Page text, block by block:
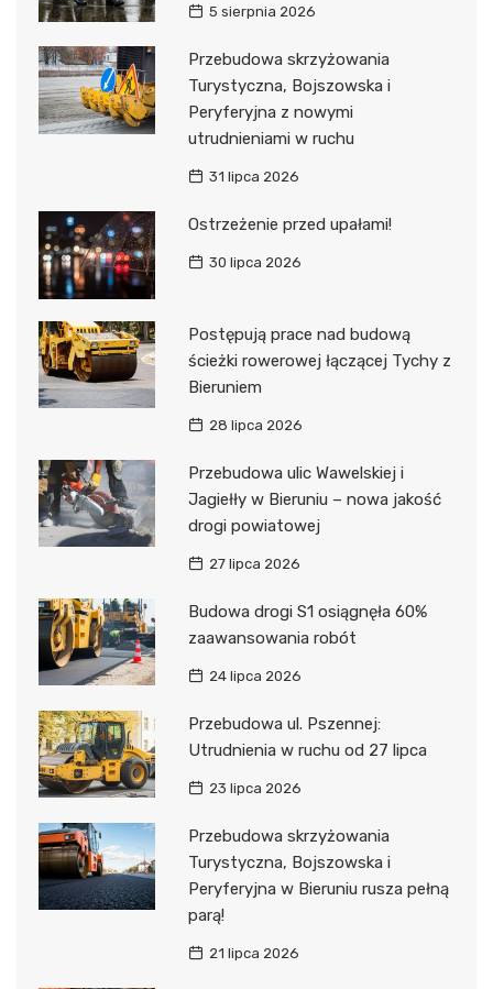
5 sierpnia 2026
Przebudowa skrzyżowania
Turystyczna, Bojszowska i
Peryferyjna z nowymi
utrudnieniami w ruchu
31 lipca 2026
Ostrzeżenie przed upałami!
30 lipca 2026
Postępują prace nad budową
ścieżki rowerowej łączącej Tychy z
Bieruniem
28 lipca 2026
Przebudowa ulic Wawelskiej i
Jagiełły w Bieruniu – nowa jakość
drogi powiatowej
27 lipca 2026
Budowa drogi S1 osiągnęła 60%
zaawansowania robót
24 lipca 2026
Przebudowa ul. Pszennej:
Utrudnienia w ruchu od 27 lipca
23 lipca 2026
Przebudowa skrzyżowania
Turystyczna, Bojszowska i
Peryferyjna w Bieruniu rusza pełną
parą!
21 lipca 2026